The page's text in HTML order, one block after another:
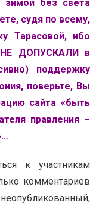
зимой без света
судя по всему,
Тарасовой, ибо
НЕ ДОПУСКАЛИ в
поддержку
поверьте, Вы
сайта «быть
правления –
к участникам
комментариев